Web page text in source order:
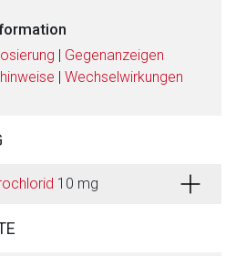
| Gegenanzeigen
| Wechselwirkungen
10 mg